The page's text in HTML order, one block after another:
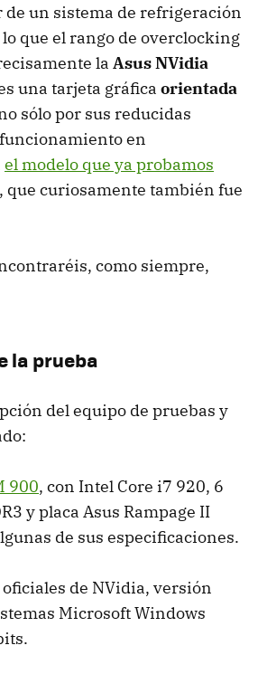
un sistema de refrigeración
que el rango de overclocking
la Asus NVidia
una tarjeta gráfica orientada
sólo por sus reducidas
en
el modelo que ya probamos
, que curiosamente también fue
como siempre,
la prueba
del equipo de pruebas y
900, con Intel Core i7 920, 6
y placa Asus Rampage II
de sus especificaciones.
de NVidia, versión
Microsoft Windows